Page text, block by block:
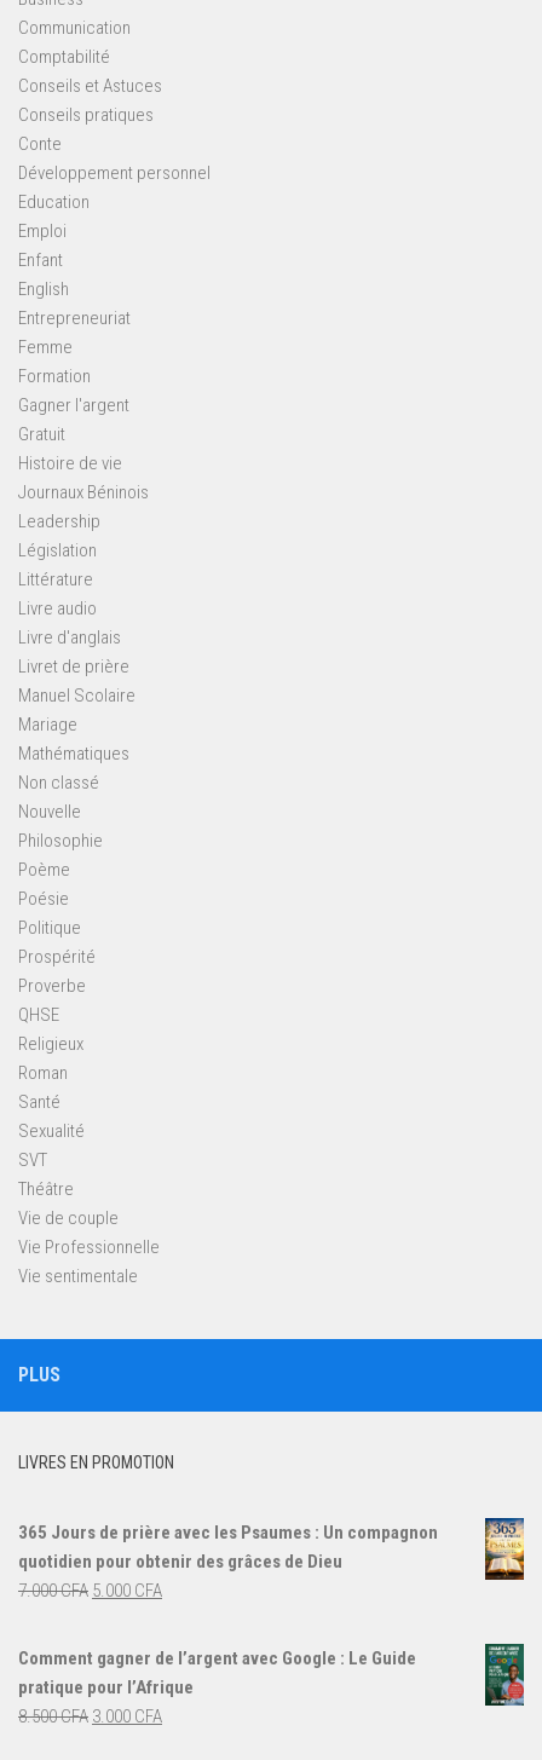
Communication
Comptabilité
Conseils et Astuces
Conseils pratiques
Conte
Développement personnel
Education
Emploi
Enfant
English
Entrepreneuriat
Femme
Formation
Gagner l'argent
Gratuit
Histoire de vie
Journaux Béninois
Leadership
Législation
Littérature
Livre audio
Livre d'anglais
Livret de prière
Manuel Scolaire
Mariage
Mathématiques
Non classé
Nouvelle
Philosophie
Poème
Poésie
Politique
Prospérité
Proverbe
QHSE
Religieux
Roman
Santé
Sexualité
SVT
Théâtre
Vie de couple
Vie Professionnelle
Vie sentimentale
PLUS
LIVRES EN PROMOTION
365 Jours de prière avec les Psaumes : Un compagnon
quotidien pour obtenir des grâces de Dieu
7.000CFA Le
était :
7.000 CFA.
5.000 CFALe
actuel
est :
Comment gagner de l’argent avec Google : Le Guide
pratique pour l’Afrique
8.500CFA Le
3.000 CFALe